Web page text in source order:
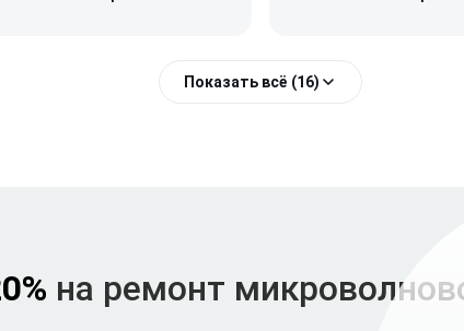
Показать всё (16)
на ремонт